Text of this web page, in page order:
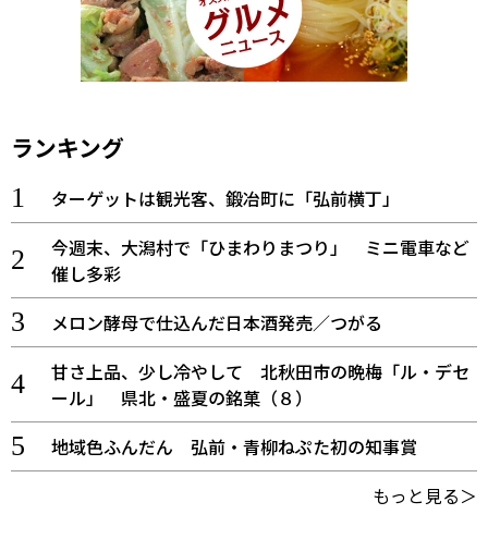
ランキング
ターゲットは観光客、鍛冶町に「弘前横丁」
今週末、大潟村で「ひまわりまつり」 ミニ電車など
催し多彩
メロン酵母で仕込んだ日本酒発売／つがる
甘さ上品、少し冷やして 北秋田市の晩梅「ル・デセ
ール」 県北・盛夏の銘菓（８）
地域色ふんだん 弘前・青柳ねぷた初の知事賞
もっと見る＞